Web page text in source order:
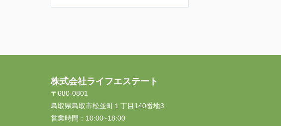
株式会社ライフエステート
〒680-0801
鳥取県鳥取市松並町１丁目140番地3
営業時間： 10:00~18:00